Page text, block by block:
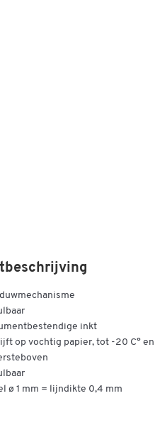
inkt
op vochtig papier, tot -20 C° en
ø 1 mm = lijndikte 0,4 mm